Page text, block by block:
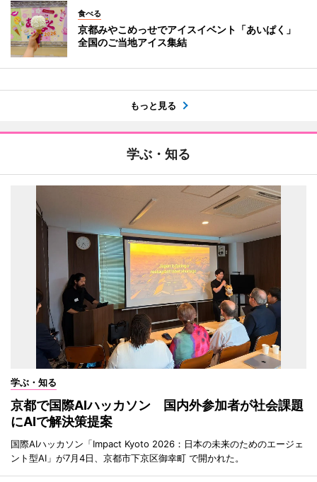
食べる
京都みやこめっせでアイスイベント「あいぱく」
全国のご当地アイス集結
もっと見る
学ぶ・知る
学ぶ・知る
京都で国際AIハッカソン 国内外参加者が社会課題
にAIで解決策提案
国際AIハッカソン「Impact Kyoto 2026：日本の未来のためのエージェ
ント型AI」が7月4日、京都市下京区御幸町 で開かれた。